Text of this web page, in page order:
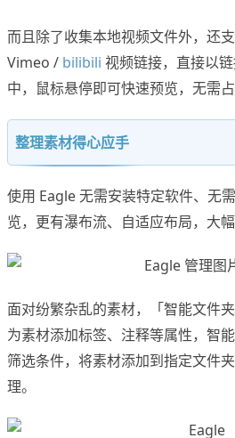
而且除了收集本地视频文件外，还
Vimeo / bilibili 视频链接，直接以
中，鼠标悬停即可快速预览，无需
整理素材得心应手
使用 Eagle 无需安装特定软件、无
览，更有瀑布流、自适应布局，大
面对纷繁杂乱的素材，「智能文件
为素材添加标签、注释等属性，智
筛选条件，将素材添加到指定文件
理。